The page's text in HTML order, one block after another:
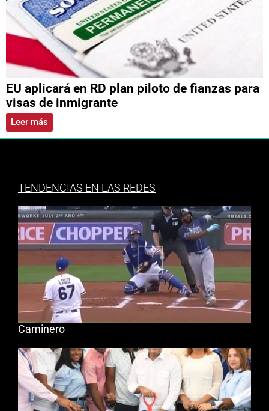
EU aplicará en RD plan piloto de fianzas para
visas de inmigrante
Leer más
TENDENCIAS EN LAS REDES
Caminero